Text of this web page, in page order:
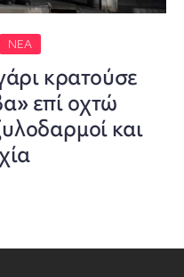
ΝΈΑ
κρατούσε
επί οχτώ
και